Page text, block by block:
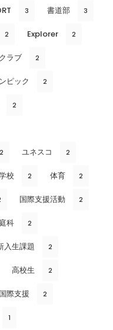
3 書道部 3
2 Explorer 2
ラブ 2
ピック 2
2
2 ユネスコ 2
校 2 体育 2
国際支援活動 2
科 2
入生課題 2
高校生 2
際支援 2
1